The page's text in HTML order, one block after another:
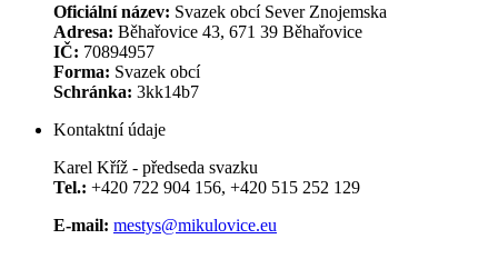
Oficiální název: Svazek obcí Sever Znojemska
Adresa: Běhařovice 43, 671 39 Běhařovice
IČ: 70894957
Forma: Svazek obcí
Schránka: 3kk14b7
Kontaktní údaje
Karel Kříž - předseda svazku
Tel.: +420 722 904 156, +420 515 252 129
E-mail: mestys@mikulovice.eu